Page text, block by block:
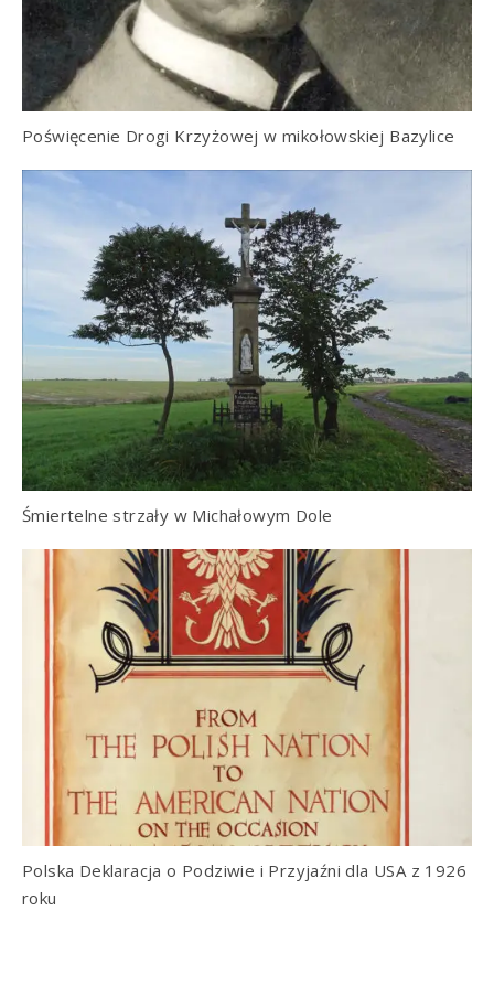
Poświęcenie Drogi Krzyżowej w mikołowskiej Bazylice
Śmiertelne strzały w Michałowym Dole
Polska Deklaracja o Podziwie i Przyjaźni dla USA z 1926
roku